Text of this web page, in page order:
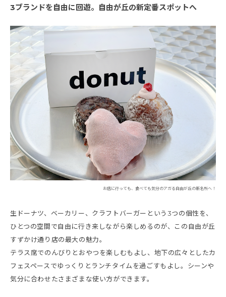
3ブランドを自由に回遊。自由が丘の新定番スポットへ
お店に行っても、食べても気分のアガる自由が丘の新名所へ！
生ドーナツ、ベーカリー、クラフトバーガーという3つの個性を、
ひとつの空間で自由に行き来しながら楽しめるのが、この自由が丘
すずかけ通り店の最大の魅力。
テラス席でのんびりとおやつを楽しむもよし、地下の広々としたカ
フェスペースでゆっくりとランチタイムを過ごすもよし。シーンや
気分に合わせたさまざまな使い方ができます。